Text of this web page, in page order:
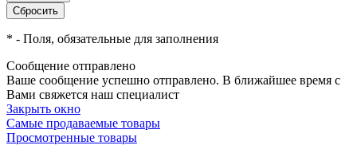
* - Поля, обязательные для заполнения
Сообщение отправлено
Ваше сообщение успешно отправлено. В ближайшее время с
Вами свяжется наш специалист
Закрыть окно
Самые продаваемые товары
Просмотренные товары